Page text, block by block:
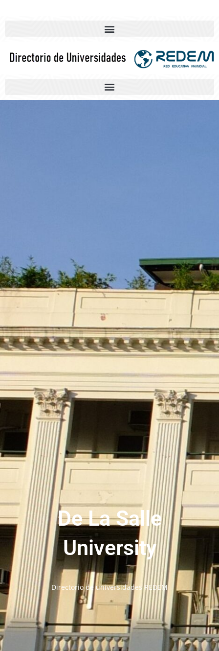
De La Salle
University
Directorio de universidades REDEM